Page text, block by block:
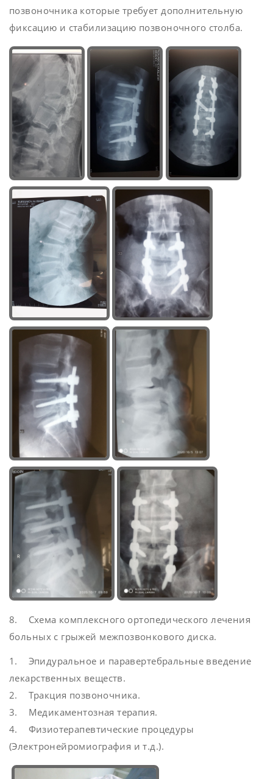
позвоночника которые требует дополнительную
фиксацию и стабилизацию позвоночного столба.
8. Схема комплексного ортопедического лечения
больных с грыжей межпозвонкового диска.
1. Эпидуральное и паравертебральные введение
лекарственных веществ.
2. Тракция позвоночника.
3. Медикаментозная терапия.
4. Физиотерапевтические процедуры
(Электронейромиография и т.д.).